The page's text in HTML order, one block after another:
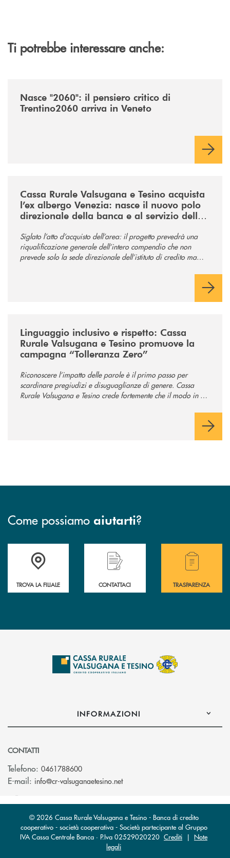
Ti potrebbe interessare anche:
Nasce "2060": il pensiero critico di
Trentino2060 arriva in Veneto
Cassa Rurale Valsugana e Tesino acquista
l’ex albergo Venezia: nasce il nuovo polo
direzionale della banca e al servizio della
Siglato l’atto d’acquisto dell’area: il progetto prevedrà una
riqualificazione generale dell’intero compendio che non
prevede solo la sede direzionale dell’istituto di credito ma
Linguaggio inclusivo e rispetto: Cassa
Rurale Valsugana e Tesino promuove la
campagna “Tolleranza Zero”
Riconoscere l’impatto delle parole è il primo passo per
scardinare pregiudizi e disuguaglianze di genere. Cassa
Rurale Valsugana e Tesino crede fortemente che il modo in cui
Come possiamo aiutarti?
Accedi all' elenco completo delle filiali .
TROVA LA FILIALE
Hai bisogno di assistenza immediata?
CONTATTACI
Hai bisogno di
TRASPARENZA
INFORMAZIONI
CONTATTI
Telefono: 0461788600
E-mail: info@cr-valsuganaetesino.net(si apre l’app di posta
© 2026 Cassa Rurale Valsugana e Tesino - Banca di credito
cooperativo - società cooperativa - Società partecipante al Gruppo
IVA Cassa Centrale Banca · P.Iva 02529020220 Crediti | Note
legali